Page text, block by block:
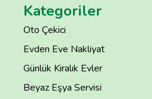
Kategoriler
Oto Çekici
Evden Eve Nakliyat
Günlük Kiralık Evler
Beyaz Eşya Servisi